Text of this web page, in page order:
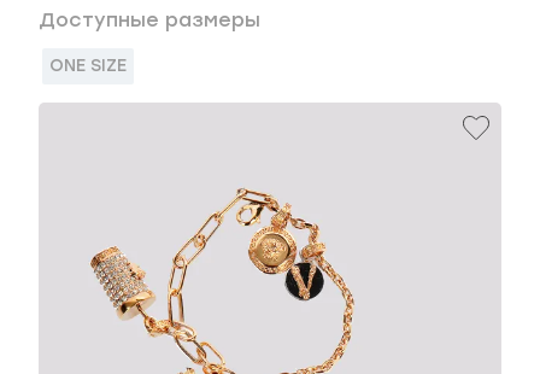
Доступные размеры
ONE SIZE